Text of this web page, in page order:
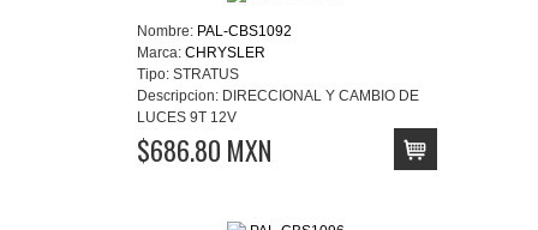
Nombre: PAL-CBS1092
Marca: CHRYSLER
Tipo: STRATUS
Descripcion: DIRECCIONAL Y CAMBIO DE
LUCES 9T 12V
$686.80 MXN